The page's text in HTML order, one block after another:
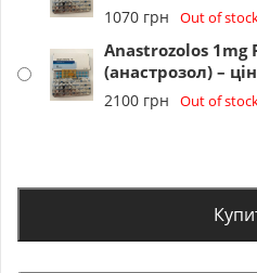
1070 грн Out of
Anastrozolos 1mg
(анастрозол) –
2100 грн Out of